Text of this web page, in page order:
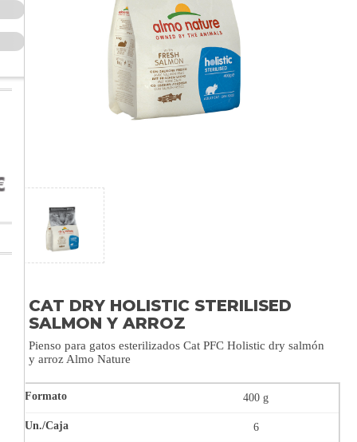
CAT DRY HOLISTIC STERILISED
SALMON Y ARROZ
Pienso para gatos esterilizados Cat PFC Holistic dry salmón
y arroz Almo Nature
400 g
6